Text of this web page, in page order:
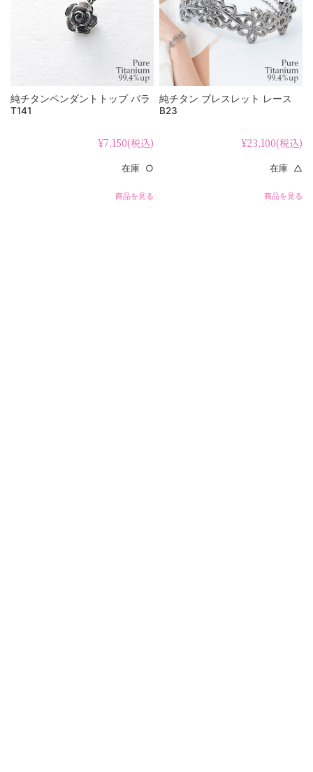
純チタンペンダントトップ バラ
T141
¥7,150(税込)
在庫 ○
商品を見る
純チタン ブレスレット レース
B23
¥23,100(税込)
在庫 △
商品を見る